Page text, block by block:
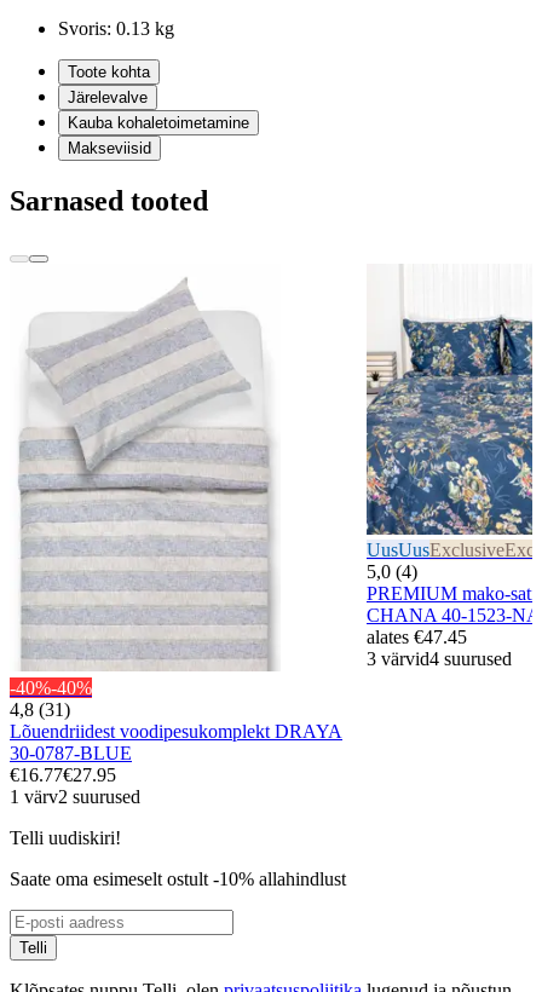
Svoris: 0.13 kg
Toote kohta
Järelevalve
Kauba kohaletoimetamine
Makseviisid
Sarnased tooted
-40%-40%
4,8 (31)
Lõuendriidest voodipesukomplekt DRAYA
30-0787-BLUE
€16.77€27.95
1 värv2 suurused
UusUusExclusive
5,0 (4)
PREMIUM mako-
CHANA 40-1523-
alates €47.45
3 värvid4 suurused
Telli uudiskiri!
Saate oma esimeselt ostult -10% allahindlust
Telli